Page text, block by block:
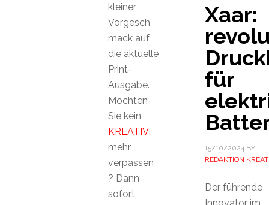
Xaar:
für
15/10/2024BY
REDAKTION
Der führende
kleiner
Vorgesch
mack auf
die aktuelle
Print-
Ausgabe.
Möchten
Sie kein
KREATIV
mehr
verpassen
? Dann
sofort